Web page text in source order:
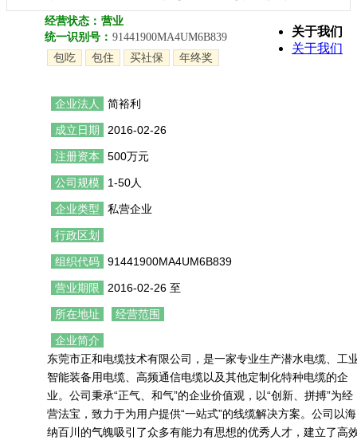
经营状态： 营业
统一识别号： 91441900MA4UM6B839
包吃
包住 买社保 年终奖
企业法人 简裕利
成立日期 2016-02-26
注册资本 500万元
公司规模 1-50人
企业类型 私营企业
行政区划
组织代码 91441900MA4UM6B839
营业期限 2016-02-26 至
所在地址 经营范围
企业简介
东莞市正和电缆技术有限公司，是一家专业生产潜水电缆、工
智能装备用电缆、高频通信电缆以及其他定制化特种电缆的企
业。公司秉承“正气、和气”的企业价值观，以“创新、拼搏”为经
营法宝，致力于为用户提供“一站式”的线缆解决方案。公司以海
纳百川的气魄吸引了众多有能力有思想的优秀人才，建立了高
关于我们
关于我们